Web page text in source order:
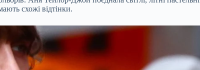
схожі відтінки.